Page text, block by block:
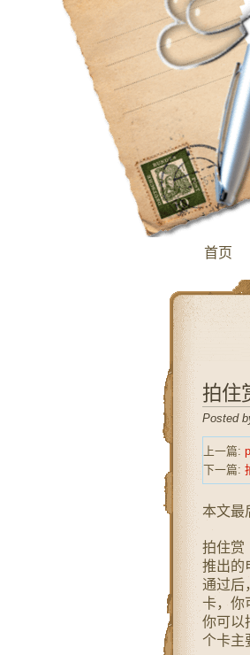
首页
拍住
Posted
上一篇:
下一篇:
本文最
拍住赏
推出的
通过后
卡，你
你可以
个卡主